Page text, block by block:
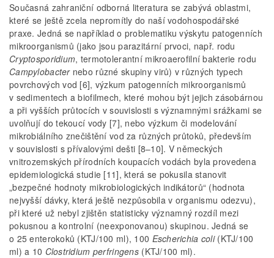
Současná zahraniční odborná literatura se zabývá oblastmi,
které se ještě zcela nepromítly do naší vodohospodářské
praxe. Jedná se například o problematiku výskytu patogenních
mikroorganismů (jako jsou parazitární prvoci, např. rodu
Cryptosporidium, termotolerantní mikroaerofilní bakterie rodu
Campylobacternebo různé skupiny virů) v různých typech
povrchových vod [6], výzkum patogenních mikroorganismů
v sedimentech a biofilmech, které mohou být jejich zásobárnou
a při vyšších průtocích v souvislosti s významnými srážkami se
uvolňují do tekoucí vody [7], nebo výzkum či modelování
mikrobiálního znečištění vod za různých průtoků, především
v souvislosti s přívalovými dešti [8–10]. V německých
vnitrozemských přírodních koupacích vodách byla provedena
epidemiologická studie [11], která se pokusila stanovit
„bezpečné hodnoty mikrobiologických indikátorů“ (hodnota
nejvyšší dávky, která ještě nezpůsobila v organismu odezvu),
při které už nebyl zjištěn statisticky významný rozdíl mezi
pokusnou a kontrolní (neexponovanou) skupinou. Jedná se
o 25 enterokoků (KTJ/100 ml), 100 Escherichia coli(KTJ/100
ml) a 10 Clostridium perfringens(KTJ/100 ml).